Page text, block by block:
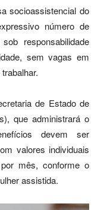
socioassistencial do
número de
responsabilidade
sem vagas em
de Estado de
que administrará o
devem ser
valores individuais
mês, conforme o
assistida.